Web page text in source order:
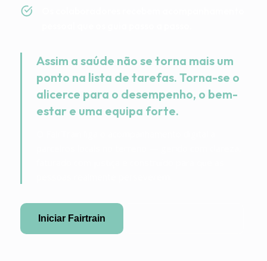
Assim a saúde não se torna mais um
ponto na lista de tarefas. Torna-se o
alicerce para o desempenho, o bem-
estar e uma equipa forte.
Iniciar Fairtrain